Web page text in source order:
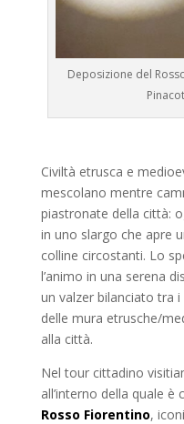
Deposizione del
Civiltà etrusca e
mescolano mentre
piastronate della città:
in uno slargo che apre
colline circostanti. Lo
l’animo in una serena
un valzer bilanciato tra i
delle mura etrusche/
alla città.
Nel tour cittadino
all’interno della quale è
Rosso Fiorentino,